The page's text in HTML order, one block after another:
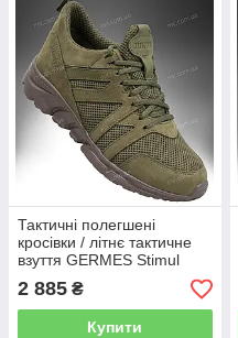
Тактичні полегшені
кросівки / літнє тактичне
взуття GERMES Stimul
2 885 ₴
Купити